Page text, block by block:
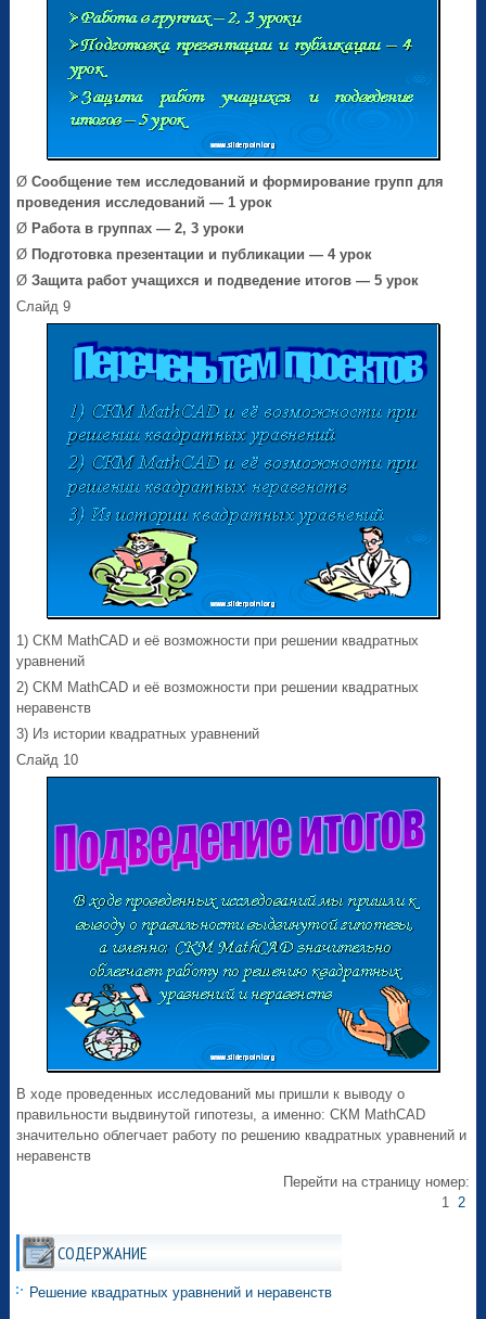
Ø Сообщение тем исследований и формирование групп для
проведения исследований — 1 урок
Ø Работа в группах — 2, 3 уроки
Ø Подготовка презентации и публикации — 4 урок
Ø Защита работ учащихся и подведение итогов — 5 урок
Слайд 9
1) СКМ MathCAD и её возможности при решении квадратных
уравнений
2) СКМ MathCAD и её возможности при решении квадратных
неравенств
3) Из истории квадратных уравнений
Слайд 10
В ходе проведенных исследований мы пришли к выводу о
правильности выдвинутой гипотезы, а именно: СКМ MathCAD
значительно облегчает работу по решению квадратных уравнений и
неравенств
Перейти на страницу номер:
1 2
СОДЕРЖАНИЕ
Решение квадратных уравнений и неравенств